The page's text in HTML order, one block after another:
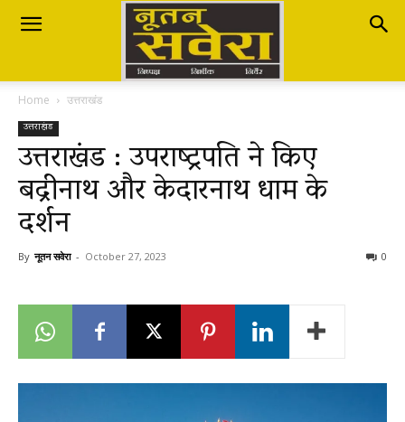
Nutan
Savera
नूतन
सवेरा
Home उत्तराखंड
उत्तराखंड
उत्तराखंड : उपराष्ट्रपति ने किए
बद्रीनाथ और केदारनाथ धाम के
दर्शन
By नूतन सवेरा - October 27, 2023 0